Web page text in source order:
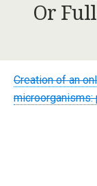
Or
Creation of an